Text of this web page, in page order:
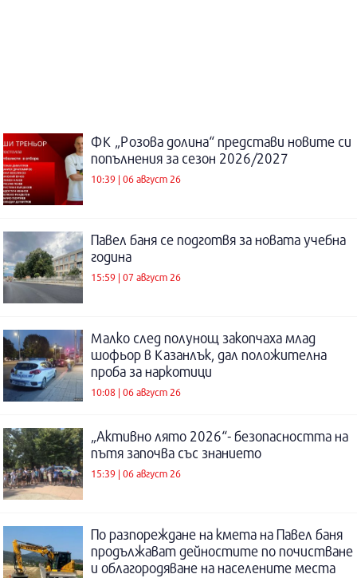
ФК „Розова долина“ представи новите си
попълнения за сезон 2026/2027
10:39 | 06 август 26
Павел баня се подготвя за новата учебна
година
15:59 | 07 август 26
Малко след полунощ закопчаха млад
шофьор в Казанлък, дал положителна
проба за наркотици
10:08 | 06 август 26
„Активно лято 2026“- безопасността на
пътя започва със знанието
15:39 | 06 август 26
По разпореждане на кмета на Павел баня
продължават дейностите по почистване
и облагородяване на населените места